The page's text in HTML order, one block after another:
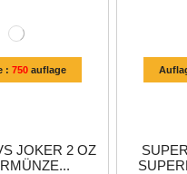
: 750auflage
JOKER 2 OZ